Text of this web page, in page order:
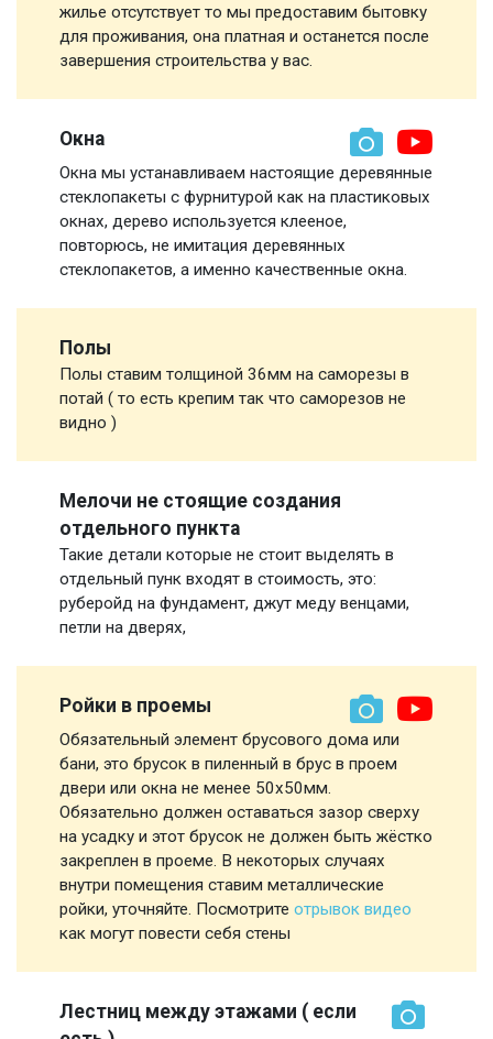
жилье отсутствует то мы предоставим бытовку
для проживания, она платная и останется после
завершения строительства у вас.
Окна
Окна мы устанавливаем настоящие деревянные
стеклопакеты с фурнитурой как на пластиковых
окнах, дерево используется клееное,
повторюсь, не имитация деревянных
стеклопакетов, а именно качественные окна.
Полы
Полы ставим толщиной 36мм на саморезы в
потай ( то есть крепим так что саморезов не
видно )
Мелочи не стоящие создания
отдельного пункта
Такие детали которые не стоит выделять в
отдельный пунк входят в стоимость, это:
руберойд на фундамент, джут меду венцами,
петли на дверях,
Ройки в проемы
Обязательный элемент брусового дома или
бани, это брусок в пиленный в брус в проем
двери или окна не менее 50х50мм.
Обязательно должен оставаться зазор сверху
на усадку и этот брусок не должен быть жёстко
закреплен в проеме. В некоторых случаях
внутри помещения ставим металлические
ройки, уточняйте. Посмотрите отрывок видео
как могут повести себя стены
Лестниц между этажами ( если